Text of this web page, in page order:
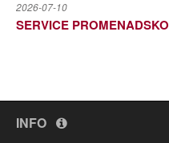
2026-07-10
SERVICE
INFO